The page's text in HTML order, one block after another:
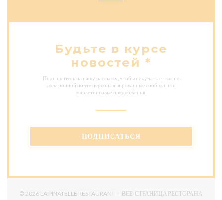
Будьте в курсе
новостей *
Подпишитесь на нашу рассылку, чтобы получать от нас по
электронной почте персонализированные сообщения и
маркетинговые предложения.
ПОДПИСАТЬСЯ
© 2026 LA PINATELLE RESTAURANT — ВЕБ-СТРАНИЦА РЕСТОРАНА